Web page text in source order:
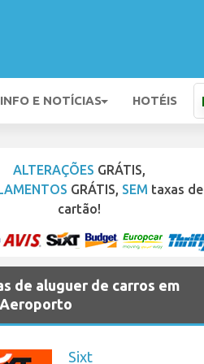
INFO E NOTÍCIAS HOTÉIS
ALTERAÇÕES GRÁTIS,
GRÁTIS, SEM taxas de
cartão!
de aluguer de carros em
Sixt